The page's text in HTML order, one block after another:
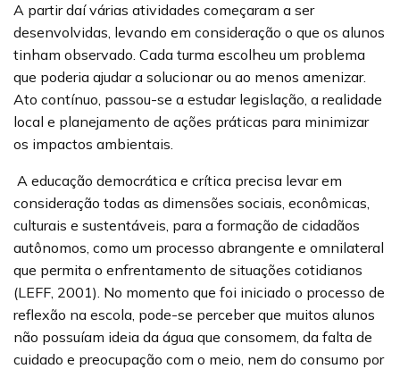
A partir daí várias atividades começaram a ser
desenvolvidas, levando em consideração o que os alunos
tinham observado. Cada turma escolheu um problema
que poderia ajudar a solucionar ou ao menos amenizar.
Ato contínuo, passou-se a estudar legislação, a realidade
local e planejamento de ações práticas para minimizar
os impactos ambientais.
A educação democrática e crítica precisa levar em
consideração todas as dimensões sociais, econômicas,
culturais e sustentáveis, para a formação de cidadãos
autônomos, como um processo abrangente e omnilateral
que permita o enfrentamento de situações cotidianos
(LEFF, 2001). No momento que foi iniciado o processo de
reflexão na escola, pode-se perceber que muitos alunos
não possuíam ideia da água que consomem, da falta de
cuidado e preocupação com o meio, nem do consumo por